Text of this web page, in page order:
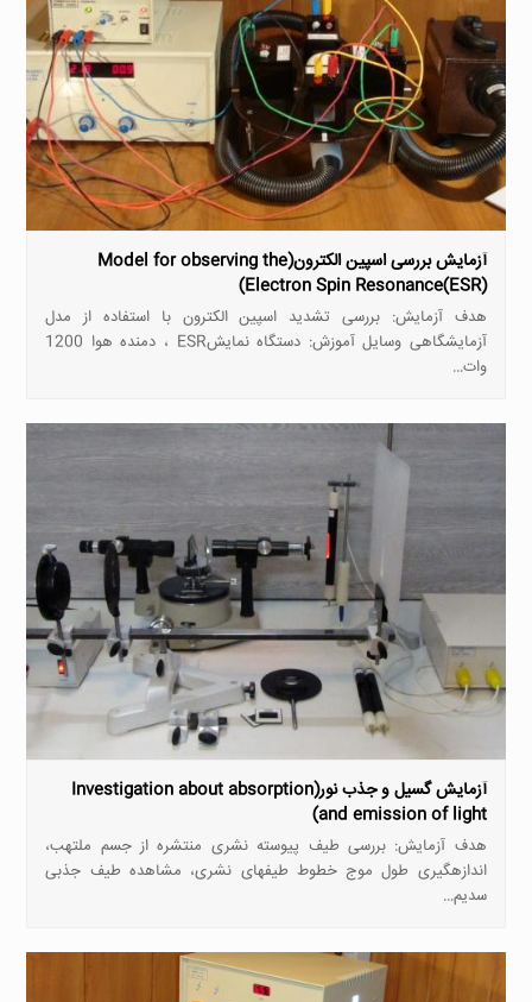
آزمایش بررسی اسپین الکترون(Model for observing the
Electron Spin Resonance(ESR))
هدف آزمایش: بررسی تشدید اسپین الکترون با استفاده از مدل
آزمایشگاهی وسایل آموزش: دستگاه نمایشESR ، دمنده هوا 1200
وات…
آزمایش گسیل و جذب نور(Investigation about absorption
and emission of light)
هدف آزمایش: بررسی طیف پیوسته نشری منتشره از جسم ملتهب،
اندازه­گیری طول موج خطوط طیف­های نشری، مشاهده طیف جذبی
سدیم…